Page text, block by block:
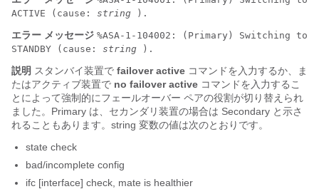
ACTIVE (cause: string ).
エラー メッセージ %ASA-1-104002: (Primary) Switching to
STANDBY (cause: string ).
説明 スタンバイ装置で failover active コマンドを入力するか、ま
たはアクティブ装置で no failover active コマンドを入力するこ
とによって強制的にフェールオーバー ペアの役割が切り替えられ
ました。Primary は、セカンダリ装置の場合は Secondary と示さ
れることもあります。string 変数の値は次のとおりです。
state check
bad/incomplete config
ifc [interface] check, mate is healthier